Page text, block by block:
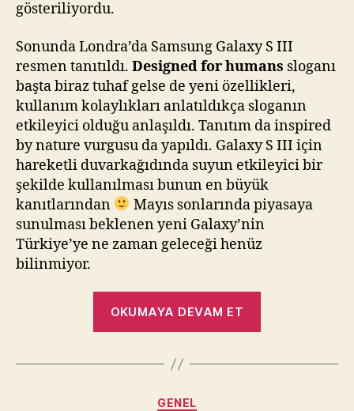
gösteriliyordu.
Sonunda Londra’da Samsung Galaxy S III
resmen tanıtıldı. Designed for humans sloganı
başta biraz tuhaf gelse de yeni özellikleri,
kullanım kolaylıkları anlatıldıkça sloganın
etkileyici olduğu anlaşıldı. Tanıtım da inspired
by nature vurgusu da yapıldı. Galaxy S III için
hareketli duvarkağıdında suyun etkileyici bir
şekilde kullanılması bunun en büyük
kanıtlarından
Mayıs sonlarında piyasaya
sunulması beklenen yeni Galaxy’nin
Türkiye’ye ne zaman geleceği henüz
bilinmiyor.
OKUMAYA DEVAM ET
III
Kategoriler
GENEL